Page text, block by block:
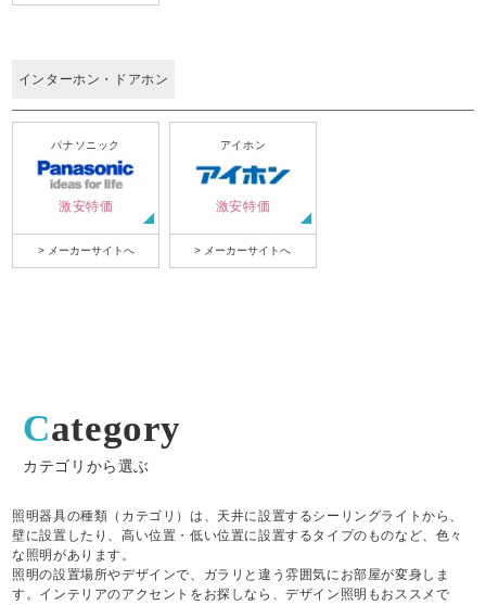
インターホン・ドアホン
パナソニック
激安特価
> メーカーサイトへ
アイホン
激安特価
> メーカーサイトへ
Category
カテゴリから選ぶ
照明器具の種類（カテゴリ）は、天井に設置するシーリングライトから、
壁に設置したり、高い位置・低い位置に設置するタイプのものなど、色々
な照明があります。
照明の設置場所やデザインで、ガラリと違う雰囲気にお部屋が変身しま
す。インテリアのアクセントをお探しなら、デザイン照明もおススメで